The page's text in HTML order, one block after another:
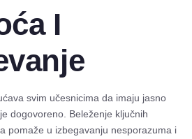
I
svim učesnicima da imaju jasno
dogovoreno. Beleženje ključnih
pomaže u izbegavanju nesporazuma i